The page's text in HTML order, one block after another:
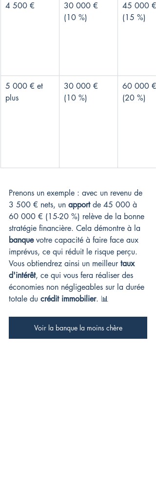
4 500 €
30 000 €
(10 %)
45 000 €
(15 %)
5 000 € et
plus
30 000 €
(10 %)
60 000 €
(20 %)
Prenons un exemple : avec un revenu de
3 500 € nets, un apport de 45 000 à
60 000 € (15-20 %) relève de la bonne
stratégie financière. Cela démontre à la
banque votre capacité à faire face aux
imprévus, ce qui réduit le risque perçu.
Vous obtiendrez ainsi un meilleur taux
d'intérêt, ce qui vous fera réaliser des
économies non négligeables sur la durée
totale du crédit immobilier. 📊
Voir la banque la moins chère